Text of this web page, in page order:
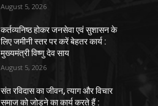
August 5, 2026
कर्तव्यनिष्ठ होकर जनसेवा एवं सुशासन के
लिए जमीनी स्तर पर करें बेहतर कार्य :
मुख्यमंत्री विष्णु देव साय
August 5, 2026
संत रविदास का जीवन, त्याग और विचार
समाज को जोड़ने का कार्य करते हैं :